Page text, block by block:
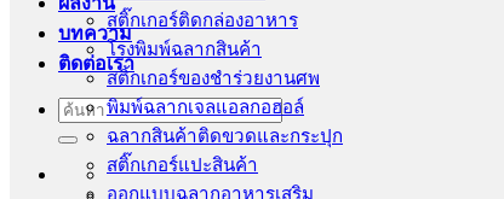
บทความ
ติดต่อเรา
ค้นหา:
สติ๊กเกอร์ติดกล่องอาหาร
โรงพิมพ์ฉลากสินค้า
สติ้กเกอร์ของชำร่วยงานศพ
พิมพ์ฉลากเจลแอลกอฮอล์
ฉลากสินค้าติดขวดและกระปุก
สติ๊กเกอร์แปะสินค้า
ออกแบบฉลากอาหารเสริม